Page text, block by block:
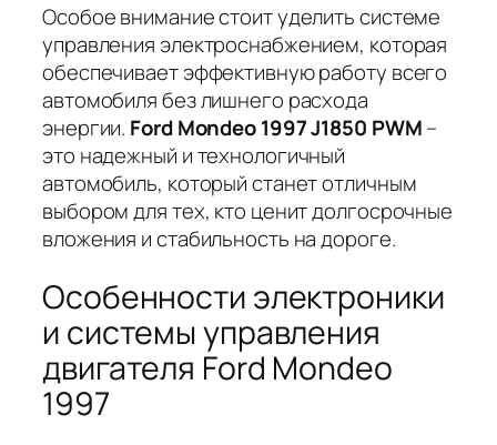
Особое внимание стоит уделить системе
управления электроснабжением, которая
обеспечивает эффективную работу всего
автомобиля без лишнего расхода
энергии. Ford Mondeo 1997 J1850 PWM–
это надежный и технологичный
автомобиль, который станет отличным
выбором для тех, кто ценит долгосрочные
вложения и стабильность на дороге.
Особенности электроники
и системы управления
двигателя Ford Mondeo
1997